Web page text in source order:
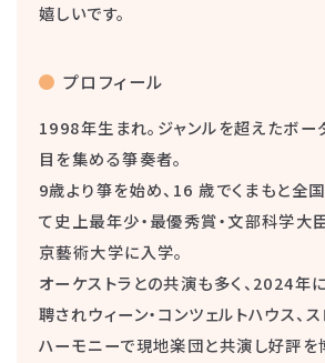
嬉しいです。
プロフィール
1998年生まれ。ジャンルを超えたボー
目を集める箏奏者。
9歳より箏を始め、16 歳でくまもと全
て史上最年少・最優秀賞・文部科学大
京藝術大学に入学。
オーケストラとの共演も多く、2024年
聘されウィーン・コンツェルトハウス、
ハーモニーで現地楽団と共演し好評を